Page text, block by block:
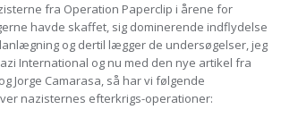
fra Operation Paperclip i årene for
havde skaffet, sig dominerende indflydelse
og dertil lægger de undersøgelser, jeg
International og nu med den nye artikel fra
Jorge Camarasa, så har vi følgende
nazisternes efterkrigs-operationer: